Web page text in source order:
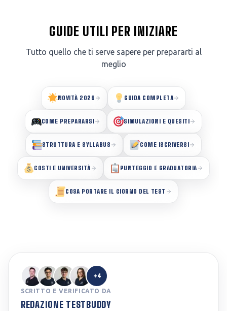
GUIDE UTILI PER INIZIARE
Tutto quello che ti serve sapere per prepararti al
meglio
NOVITÀ 2026 GUIDA COMPLETA
COME PREPARARSI SIMULAZIONI E QUESITI
STRUTTURA E SYLLABUS COME ISCRIVERSI
COSTI E UNIVERSITÀ PUNTEGGIO E GRADUATORIA
COSA PORTARE IL GIORNO DEL TEST
+4
SCRITTO E VERIFICATO DA
REDAZIONE TESTBUDDY